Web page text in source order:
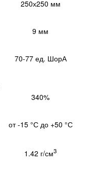
250х250 мм
9 мм
70-77 ед. ШорА
340%
от -15 °С до +50 °С
1.42 г/см3